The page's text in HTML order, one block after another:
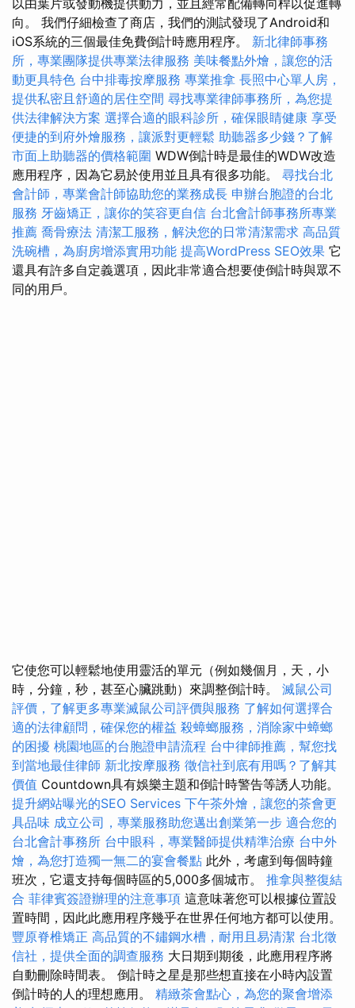
向。 我們仔細檢查了商店，我們的測試發現了Android和
iOS系統的三個最佳免費倒計時應用程序。 新北律師事務
所，專業團隊提供專業法律服務 美味餐點外燴，讓您的活
動更具特色 台中排毒按摩服務 專業推拿 長照中心單人房，
提供私密且舒適的居住空間 尋找專業律師事務所，為您提
供法律解決方案 選擇合適的眼科診所，確保眼睛健康 享受
便捷的到府外燴服務，讓派對更輕鬆 助聽器多少錢？了解
市面上助聽器的價格範圍 WDW倒計時是最佳的WDW改造
應用程序，因為它易於使用並且具有很多功能。 尋找台北
會計師，專業會計師協助您的業務成長 申辦台胞證的台北
服務 牙齒矯正，讓你的笑容更自信 台北會計師事務所專業
推薦 喬骨療法 清潔工服務，解決您的日常清潔需求 高品質
洗碗槽，為廚房增添實用功能 提高WordPress SEO效果 它
還具有許多自定義選項，因此非常適合想要使倒計時與眾不
同的用戶。
它使您可以輕鬆地使用靈活的單元（例如幾個月，天，小
時，分鐘，秒，甚至心臟跳動）來調整倒計時。 滅鼠公司
評價，了解更多專業滅鼠公司評價與服務 了解如何選擇合
適的法律顧問，確保您的權益 殺蟑螂服務，消除家中蟑螂
的困擾 桃園地區的台胞證申請流程 台中律師推薦，幫您找
到當地最佳律師 新北按摩服務 徵信社到底有用嗎？了解其
價值 Countdown具有娛樂主題和倒計時警告等誘人功能。
提升網站曝光的SEO Services 下午茶外燴，讓您的茶會更
具品味 成立公司，專業服務助您邁出創業第一步 適合您的
台北會計事務所 台中眼科，專業醫師提供精準治療 台中外
燴，為您打造獨一無二的宴會餐點 此外，考慮到每個時鐘
班次，它還支持每個時區的5,000多個城市。 推拿與整復結
合 菲律賓簽證辦理的注意事項 這意味著您可以根據位置設
置時間，因此此應用程序幾乎在世界任何地方都可以使用。
豐原脊椎矯正 高品質的不鏽鋼水槽，耐用且易清潔 台北徵
信社，提供全面的調查服務 大日期到期後，此應用程序將
自動刪除時間表。 倒計時之星是那些想直接在小時內設置
倒計時的人的理想應用。 精緻茶會點心，為您的聚會增添